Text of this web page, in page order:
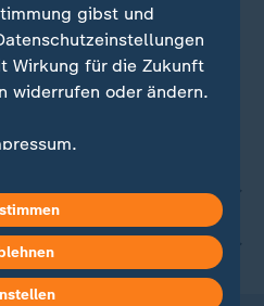
gibst und
Wirkung für die Zukunft
widerrufen oder ändern.